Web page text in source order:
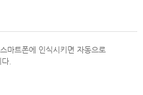
마트폰에 인식시키면 자동으로
.